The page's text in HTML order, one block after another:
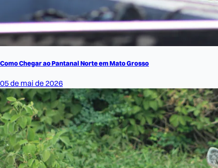
Como Chegar ao Pantanal Norte em Mato Grosso
05 de mai de 2026